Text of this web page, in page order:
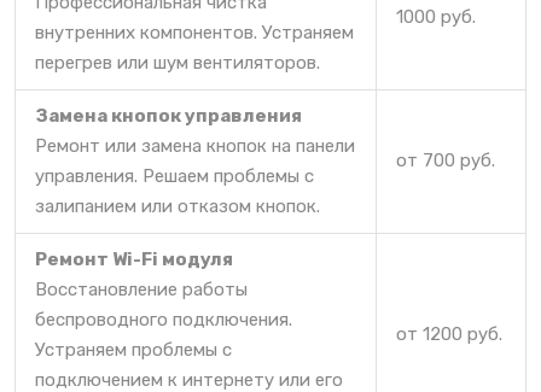
внутренних компонентов. Устраняем
перегрев или шум вентиляторов.
1000 руб.
Замена кнопок управления
Ремонт или замена кнопок на панели
управления. Решаем проблемы с
залипанием или отказом кнопок.
от 700 руб.
Ремонт Wi-Fi модуля
Восстановление работы
беспроводного подключения.
Устраняем проблемы с
подключением к интернету или его
от 1200 руб.